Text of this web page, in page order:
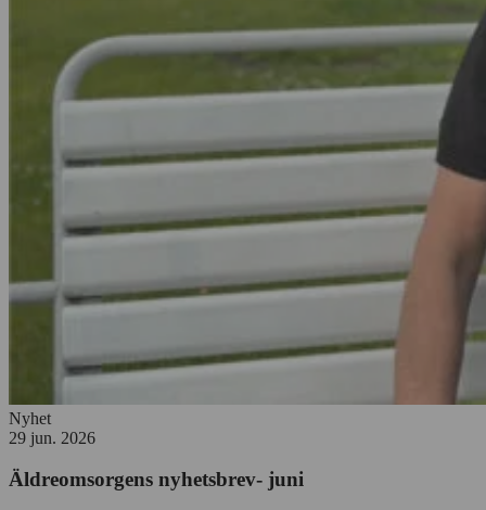
Nyhet
29 jun. 2026
Äldreomsorgens nyhetsbrev- juni